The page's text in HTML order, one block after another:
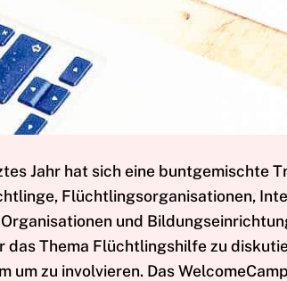
Jahr hat sich eine buntgemischte
Flüchtlingsorganisationen,
und
das Thema Flüchtlingshilfe zu
um zu involvieren. Das